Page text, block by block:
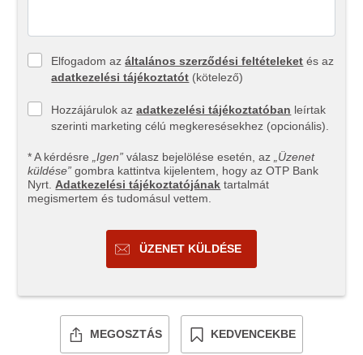
Elfogadom azáltalános szerződési feltételeket és az
adatkezelési tájékoztatót (kötelező)
Hozzájárulok azadatkezelési tájékoztatóban leírtak
szerinti marketing célú megkeresésekhez (opcionális).
* A kérdésre „Igen” válasz bejelölése esetén, az
„Üzenet
küldése” gombra kattintva kijelentem, hogy az OTP Bank
Nyrt. Adatkezelési tájékoztatójának tartalmát
megismertem és tudomásul vettem.
ÜZENET KÜLDÉSE
MEGOSZTÁS KEDVENCEKBE